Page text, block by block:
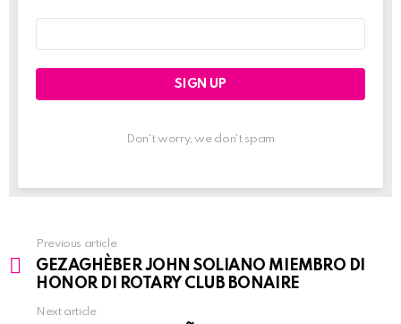
Don't worry, we don't spam
See
more
Previous article
GEZAGHÈBER JOHN SOLIANO MIEMBRO DI
HONOR DI ROTARY CLUB BONAIRE
Next article